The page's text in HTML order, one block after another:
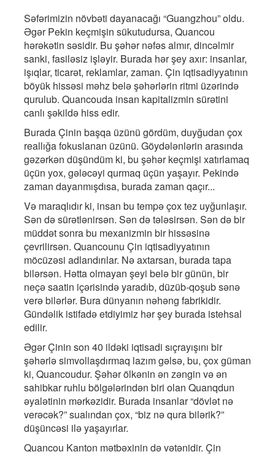
Səfərimizin növbəti dayanacağı “Guangzhou” oldu.
Əgər Pekin keçmişin sükutudursa, Quancou
hərəkətin səsidir. Bu şəhər nəfəs almır, dincəlmir
sanki, fasiləsiz işləyir. Burada hər şey axır: insanlar,
işıqlar, ticarət, reklamlar, zaman. Çin iqtisadiyyatının
böyük hissəsi məhz belə şəhərlərin ritmi üzərində
qurulub. Quancouda insan kapitalizmin sürətini
canlı şəkildə hiss edir.
Burada Çinin başqa üzünü gördüm, duyğudan çox
reallığa fokuslanan üzünü. Göydələnlərin arasında
gəzərkən düşündüm ki, bu şəhər keçmişi xatırlamaq
üçün yox, gələcəyi qurmaq üçün yaşayır. Pekində
zaman dayanmışdısa, burada zaman qaçır...
Və maraqlıdır ki, insan bu tempə çox tez uyğunlaşır.
Sən də sürətlənirsən. Sən də tələsirsən. Sən də bir
müddət sonra bu mexanizmin bir hissəsinə
çevrilirsən. Quancounu Çin iqtisadiyyatının
möcüzəsi adlandırılar. Nə axtarsan, burada tapa
bilərsən. Hətta olmayan şeyi belə bir günün, bir
neçə saatin içərisində yaradıb, düzüb-qoşub sənə
verə bilərlər. Bura dünyanın nəhəng fabrikidir.
Gündəlik istifadə etdiyimiz hər şey burada istehsal
edilir.
Əgər Çinin son 40 ildəki iqtisadi sıçrayışını bir
şəhərlə simvollaşdırmaq lazım gəlsə, bu, çox güman
ki, Quancoudur. Şəhər ölkənin ən zəngin və ən
sahibkar ruhlu bölgələrindən biri olan Quanqdun
əyalətinin mərkəzidir. Burada insanlar “dövlət nə
verəcək?” sualından çox, “biz nə qura bilərik?”
düşüncəsi ilə yaşayırlar.
Quancou Kanton mətbəxinin də vətənidir. Çin